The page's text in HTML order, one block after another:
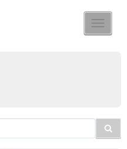
Toggle